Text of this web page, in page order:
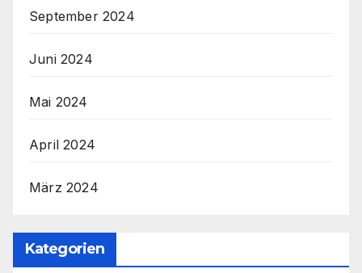
September 2024
Juni 2024
Mai 2024
April 2024
März 2024
Kategorien